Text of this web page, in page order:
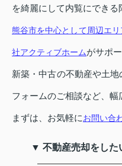
を綺麗にして内覧にできる
熊谷市を中心として周辺エ
社アクティブホームがサポ
新築・中古の不動産や土
フォームのご相談など、幅
まずは、お気軽にお問い合
▼ 不動産売却をした